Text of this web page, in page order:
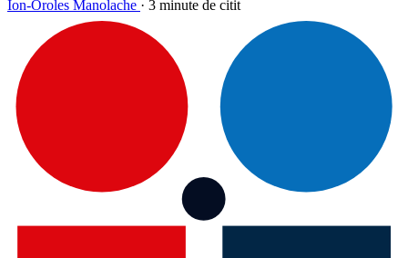
Ion-Oroles Manolache · 3 minute de citit